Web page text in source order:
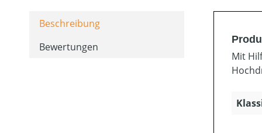
Beschreibung
Bewertungen
Mit